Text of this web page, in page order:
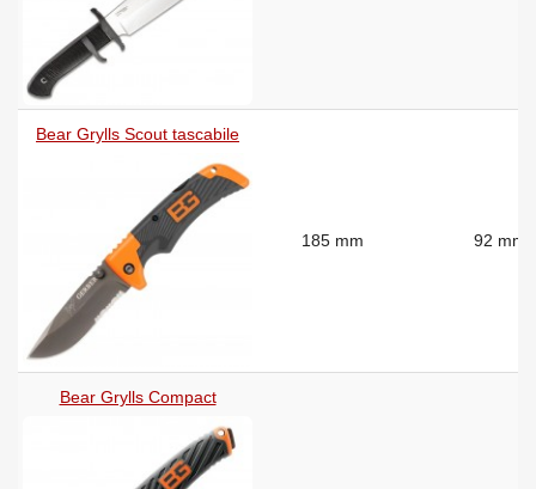
Bear Grylls Scout tascabile
185 mm 92 mm
Bear Grylls Compact